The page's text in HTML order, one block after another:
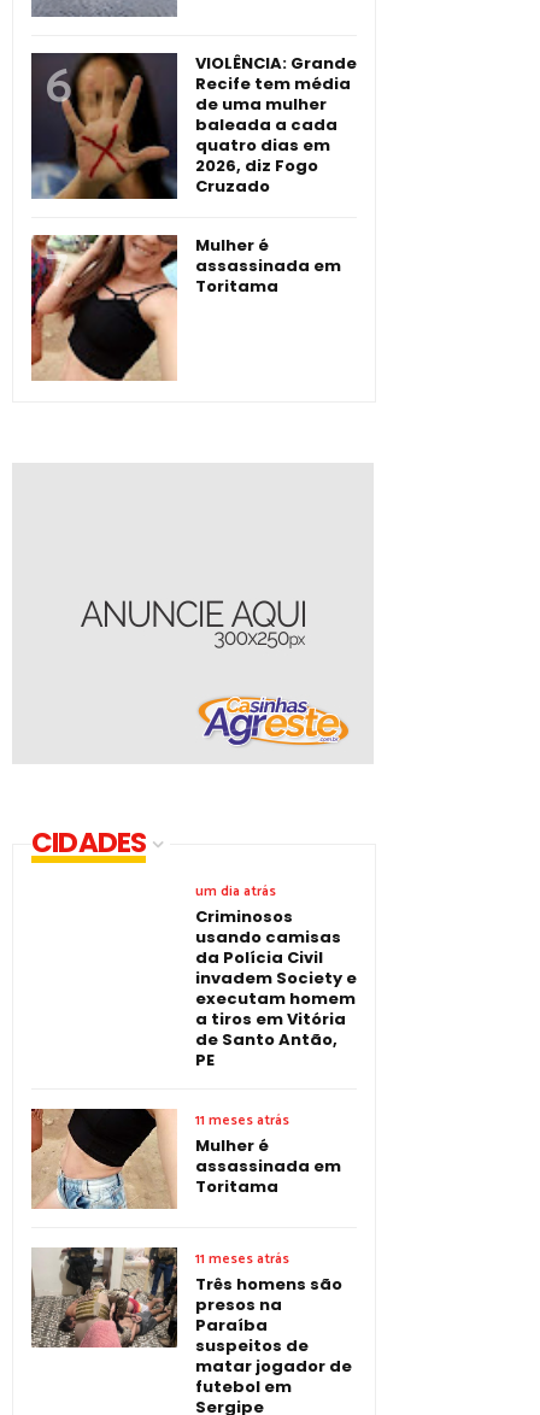
VIOLÊNCIA: Grande
Recife tem média
de uma mulher
baleada a cada
quatro dias em
2026, diz Fogo
Cruzado
Mulher é
assassinada em
Toritama
CIDADES
um dia atrás
Criminosos
usando camisas
da Polícia Civil
invadem Society e
executam homem
a tiros em Vitória
de Santo Antão,
PE
11 meses atrás
Mulher é
assassinada em
Toritama
11 meses atrás
Três homens são
presos na
Paraíba
suspeitos de
matar jogador de
futebol em
Sergipe